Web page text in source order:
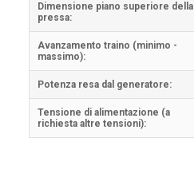
Dimensione piano superiore della
pressa:
Avanzamento traino (minimo -
massimo):
Potenza resa dal generatore:
Tensione di alimentazione (a
richiesta altre tensioni):